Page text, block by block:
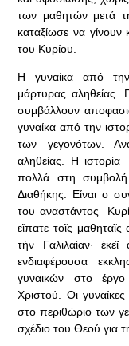
των μαθητών μετά
καταξίωσε να
του Κυρίου.
Η γυναίκα από την
μάρτυρας αληθείας.
συμβάλλουν
γυναίκα από την
των γεγονότων.
αληθείας. Η
πολλά στη
Διαθήκης. Είναι ο
του αναστάντος
εἴπατε τοῖς
τὴν Γαλιλαίαν·
ενδιαφέρουσα
γυναικών στο
Χριστού. Οι
στο περιθώριο των
σχέδιο του Θεού για